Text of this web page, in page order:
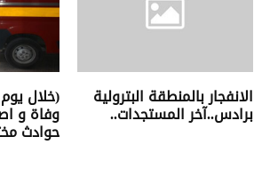
الانفجار بالمنطقة البترولية
برادس..آخر المستجدات..
حوادث